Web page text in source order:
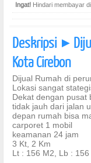
Ingat! Hindari membayar
Deskripsi ]
Kota Cirebon
Dijual Rumah di
Lokasi sangat
Dekat dengan pusat
tidak jauh dari jalan
depan rumah bisa
carporet 1 mobil
keamanan 24 jam
3 Kt, 2 Km
Lt : 156 M2, Lb : 156